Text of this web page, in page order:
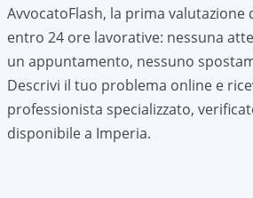
AvvocatoFlash, la prima valutazione
entro 24 ore lavorative: nessuna
un appuntamento, nessuno
Descrivi il tuo problema online e
professionista specializzato,
disponibile a Imperia.